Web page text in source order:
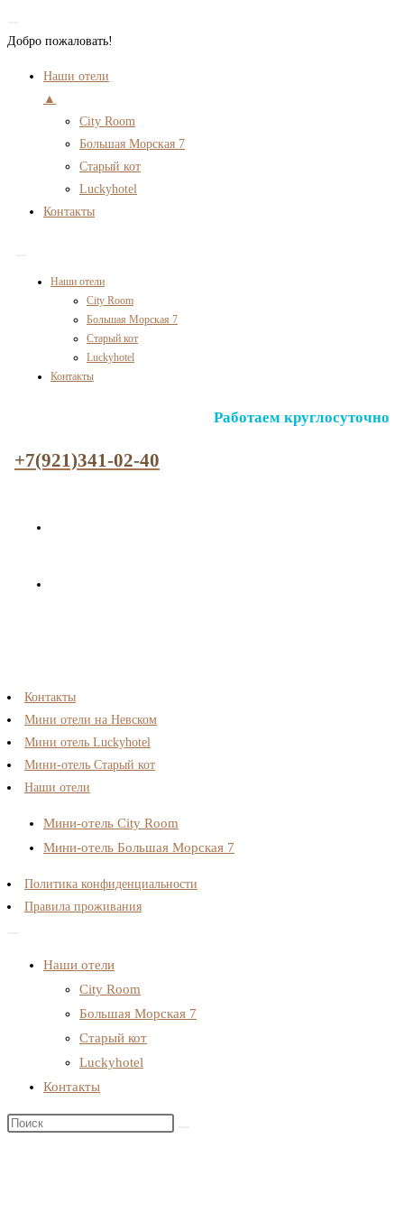
Добро пожаловать!
Наши отели
▲
City Room
Большая Морская 7
Старый кот
Luckyhotel
Контакты
содержимому
Наши отели
City Room
Большая Морская 7
Старый кот
Luckyhotel
Контакты
Работаем круглосуточно
+7(921)341-02-40
Контакты
Мини отели на Невском
Мини отель Luckyhotel
Мини-отель Старый кот
Наши отели
Мини-отель City Room
Мини-отель Большая Морская 7
Политика конфиденциальности
Правила проживания
Наши отели
City Room
Большая Морская 7
Старый кот
Luckyhotel
Контакты